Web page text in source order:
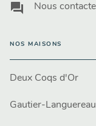
question_answer Nous
NOS MAISONS
Deux Coqs d'Or
Gautier-Languereau